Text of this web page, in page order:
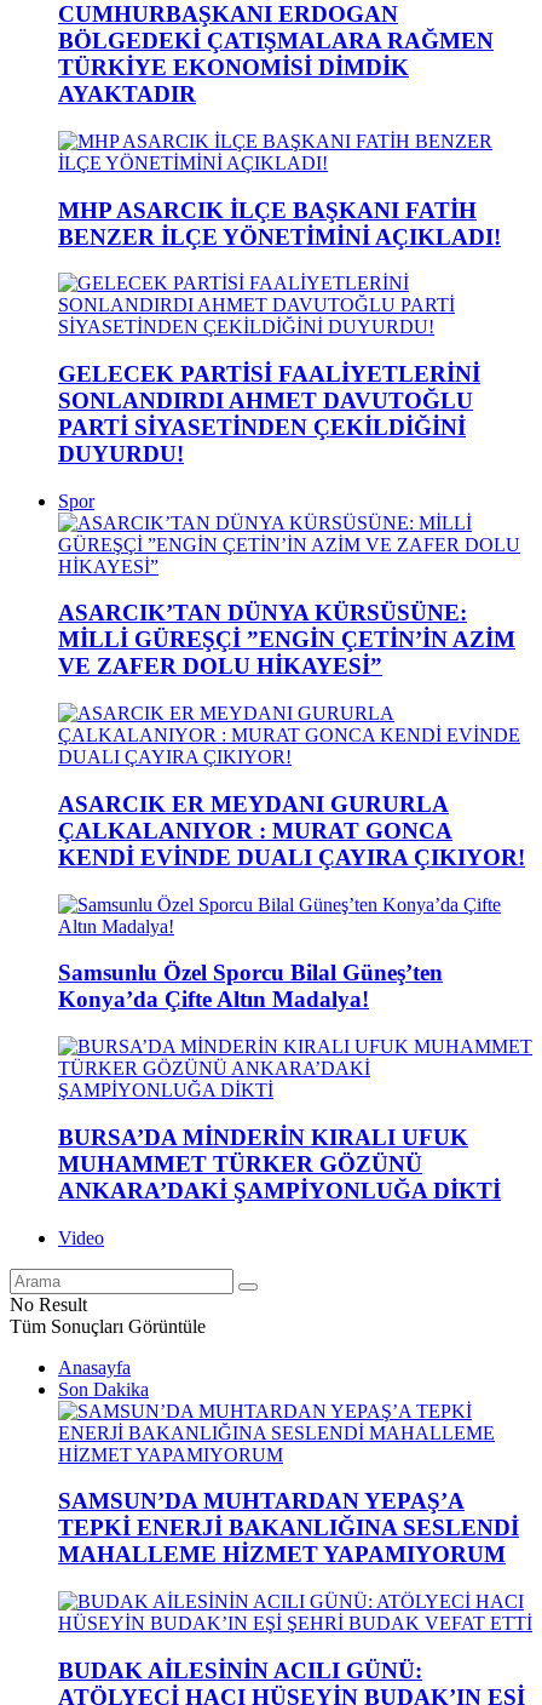
CUMHURBAŞKANI ERDOGAN
BÖLGEDEKİ ÇATIŞMALARA RAĞMEN
TÜRKİYE EKONOMİSİ DİMDİK
AYAKTADIR
MHP ASARCIK İLÇE BAŞKANI FATİH
BENZER İLÇE YÖNETİMİNİ AÇIKLADI!
GELECEK PARTİSİ FAALİYETLERİNİ
SONLANDIRDI AHMET DAVUTOĞLU
PARTİ SİYASETİNDEN ÇEKİLDİĞİNİ
DUYURDU!
Spor
ASARCIK’TAN DÜNYA KÜRSÜSÜNE:
MİLLİ GÜREŞÇİ ”ENGİN ÇETİN’İN AZİM
VE ZAFER DOLU HİKAYESİ”
ASARCIK ER MEYDANI GURURLA
ÇALKALANIYOR : MURAT GONCA
KENDİ EVİNDE DUALI ÇAYIRA ÇIKIYOR!
Samsunlu Özel Sporcu Bilal Güneş’ten
Konya’da Çifte Altın Madalya!
BURSA’DA MİNDERİN KIRALI UFUK
MUHAMMET TÜRKER GÖZÜNÜ
ANKARA’DAKİ ŞAMPİYONLUĞA DİKTİ
Video
No Result
Tüm Sonuçları Görüntüle
Anasayfa
Son Dakika
SAMSUN’DA MUHTARDAN YEPAŞ’A
TEPKİ ENERJİ BAKANLIĞINA SESLENDİ
MAHALLEME HİZMET YAPAMIYORUM
BUDAK AİLESİNİN ACILI GÜNÜ:
ATÖLYECİ HACI HÜSEYİN BUDAK’IN EŞİ